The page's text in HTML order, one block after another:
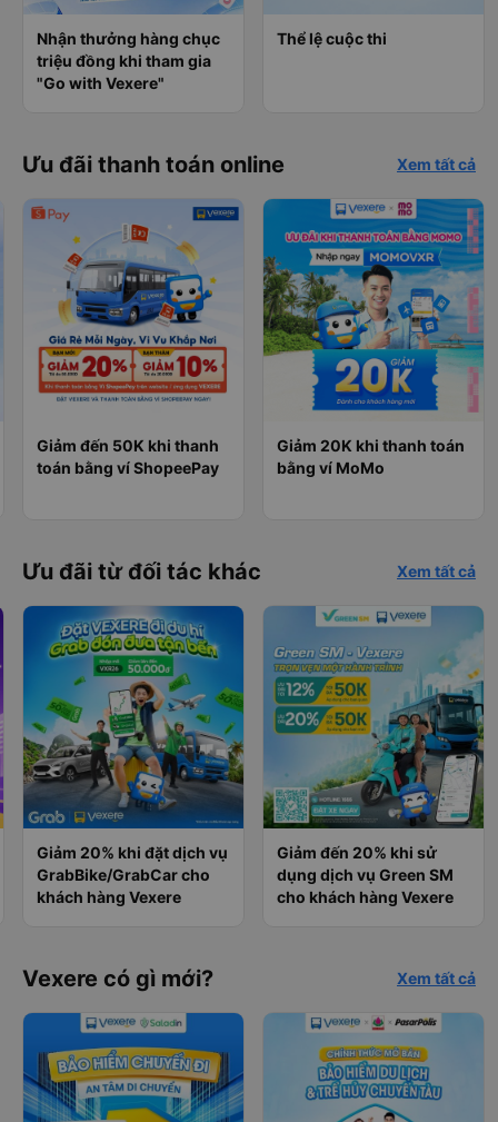
Nhận thưởng hàng chục
triệu đồng khi tham gia
"Go with Vexere"
Thể lệ cuộc thi
Ưu đãi thanh toán online Xem tất cả
Giảm đến 50K khi thanh
toán bằng ví ShopeePay
Giảm 20K khi thanh toán
bằng ví MoMo
Ưu đãi từ đối tác khác Xem tất cả
Giảm 20% khi đặt dịch vụ
GrabBike/GrabCar cho
khách hàng Vexere
Giảm đến 20% khi sử
dụng dịch vụ Green SM
cho khách hàng Vexere
Vexere có gì mới? Xem tất cả